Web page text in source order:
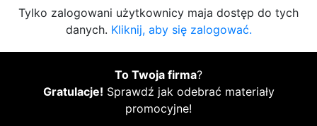
Tylko zalogowani użytkownicy maja dostęp do tych
danych. Kliknij, aby się zalogować.
To Twoja firma?
Gratulacje! Sprawdź jak odebrać materiały
promocyjne!